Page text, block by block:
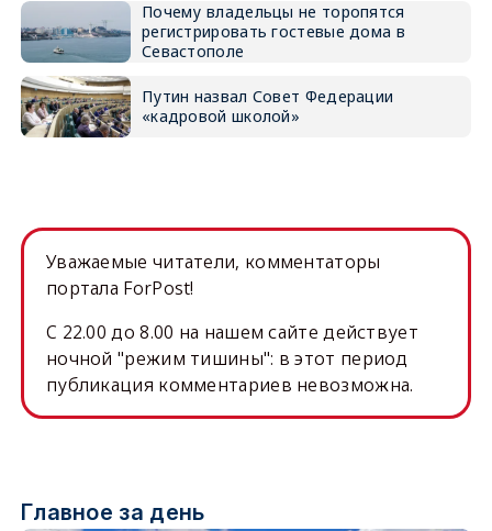
Почему владельцы не торопятся
регистрировать гостевые дома в
Севастополе
Путин назвал Совет Федерации
«кадровой школой»
Уважаемые читатели, комментаторы
портала ForPost!
C 22.00 до 8.00 на нашем сайте действует
ночной "режим тишины": в этот период
публикация комментариев невозможна.
Главное за день